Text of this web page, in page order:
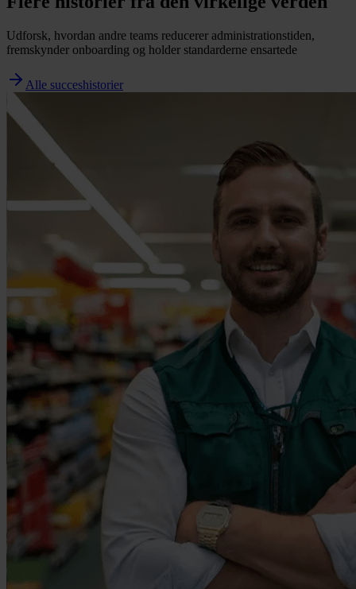
Udforsk, hvordan andre teams reducerer administrationstiden,
fremskynder onboarding og holder standarderne ensartede
Alle succeshistorier